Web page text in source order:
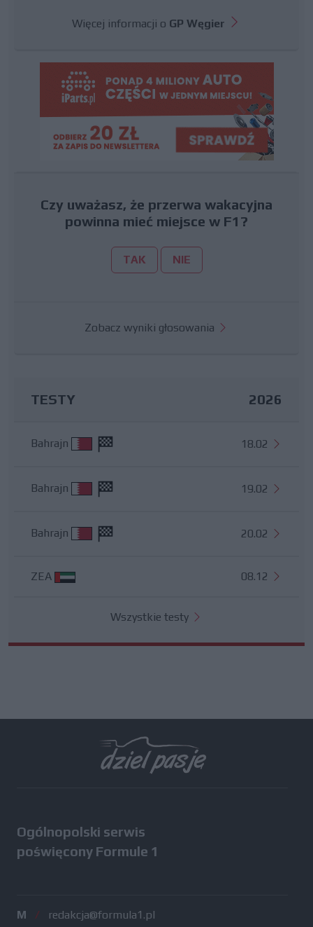
Więcej informacji o GP Węgier
Czy uważasz, że przerwa wakacyjna
powinna mieć miejsce w F1?
TAK NIE
Zobacz wyniki głosowania
TESTY 2026
Bahrajn 18.02
Bahrajn 19.02
Bahrajn 20.02
ZEA 08.12
Wszystkie testy
Ogólnopolski serwis
poświęcony Formule 1
M / redakcja@formula1.pl